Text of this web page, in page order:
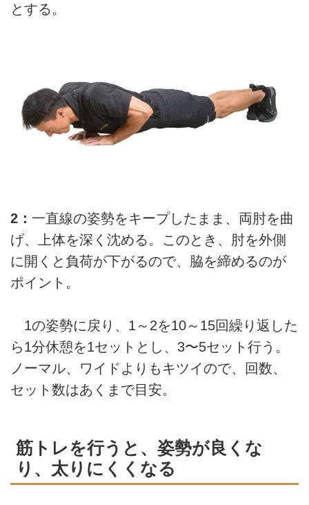
とする。
2： 一直線の姿勢をキープしたまま、両肘を曲
げ、上体を深く沈める。このとき、肘を外側
に開くと負荷が下がるので、脇を締めるのが
ポイント。
1の姿勢に戻り、1～2を10～15回繰り返した
ら1分休憩を1セットとし、3〜5セット行う。
ノーマル、ワイドよりもキツイので、回数、
セット数はあくまで目安。
筋トレを行うと、姿勢が良くな
り、太りにくくなる